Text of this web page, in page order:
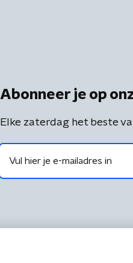
Abonneer je op
Elke zaterdag het beste